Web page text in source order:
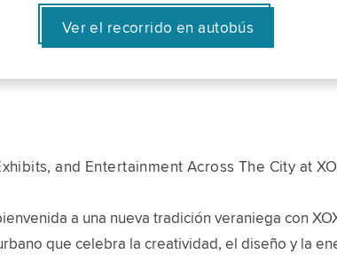
Ver el recorrido en autobús
and Entertainment Across The City at
a una nueva tradición veraniega con
que celebra la creatividad, el diseño y la